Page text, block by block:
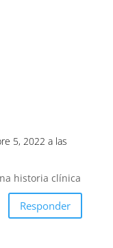
5, 2022 a las
historia clínica
Responder